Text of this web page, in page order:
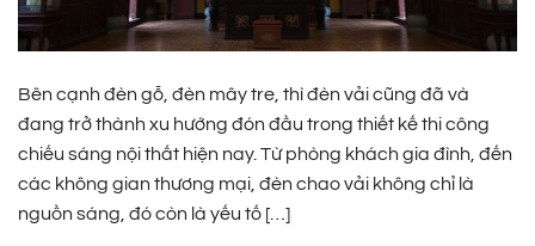
Bên cạnh đèn gỗ, đèn mây tre, thì đèn vải cũng đã và
đang trở thành xu hướng đón đầu trong thiết kế thi công
chiếu sáng nội thất hiện nay. Từ phòng khách gia đình, đến
các không gian thương mại, đèn chao vải không chỉ là
nguồn sáng, đó còn là yếu tố […]